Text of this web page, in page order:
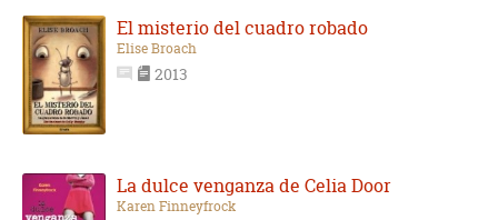
El misterio del cuadro robado
Elise Broach
2013
La dulce venganza de Celia Door
Karen Finneyfrock